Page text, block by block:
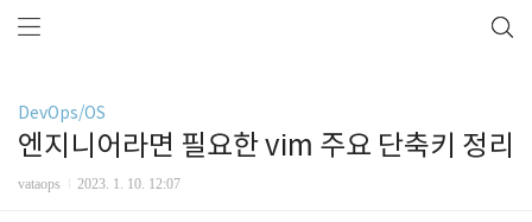
DevOps/OS
엔지니어라면 필요한 vim 주요 단축키 정리
vataops 2023. 1. 10. 12:07